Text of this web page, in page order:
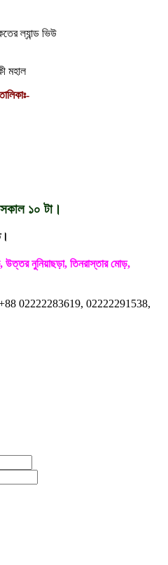
ল্যান্ড ভিউ
মহাল
১০ টা।
উত্তর নুনিয়াছড়া, তিনরাস্তার মোড়,
02222283619, 02222291538,